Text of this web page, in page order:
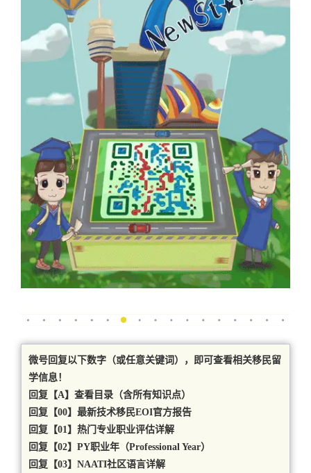
微号回复以下数字（或任意关键词），即可查看相关移民留
学信息！
回复【A】查看目录（含所有知识点）
回复【00】最新技术移民EOI官方报告
回复【01】热门专业职业评估详解
回复【02】PY职业年（Professional Year）
回复【03】NAATI社区语言详解